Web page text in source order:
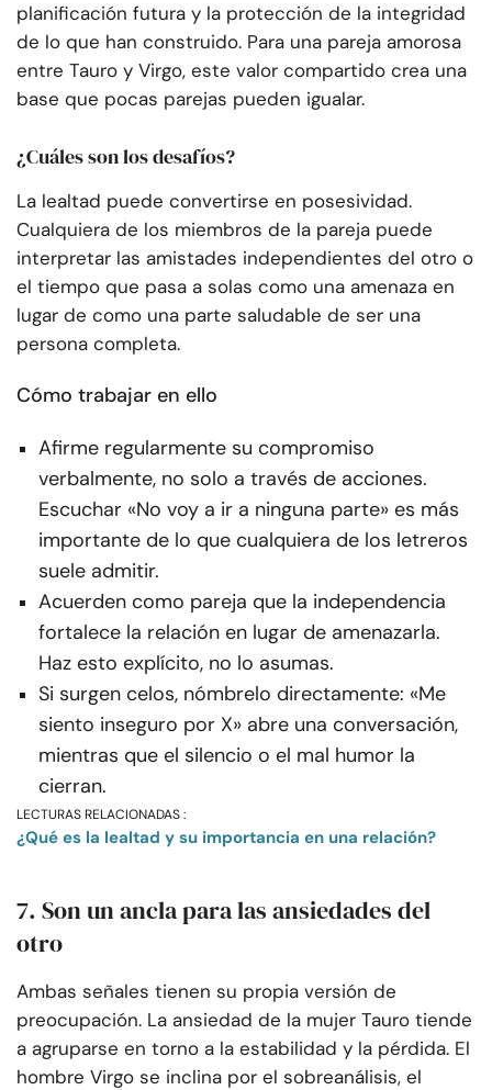
planificación futura y la protección de la integridad
de lo que han construido. Para una pareja amorosa
entre Tauro y Virgo, este valor compartido crea una
base que pocas parejas pueden igualar.
¿Cuáles son los desafíos?
La lealtad puede convertirse en posesividad.
Cualquiera de los miembros de la pareja puede
interpretar las amistades independientes del otro o
el tiempo que pasa a solas como una amenaza en
lugar de como una parte saludable de ser una
persona completa.
Cómo trabajar en ello
Afirme regularmente su compromiso
verbalmente, no solo a través de acciones.
Escuchar «No voy a ir a ninguna parte» es más
importante de lo que cualquiera de los letreros
suele admitir.
Acuerden como pareja que la independencia
fortalece la relación en lugar de amenazarla.
Haz esto explícito, no lo asumas.
Si surgen celos, nómbrelo directamente: «Me
siento inseguro por X» abre una conversación,
mientras que el silencio o el mal humor la
cierran.
LECTURAS RELACIONADAS :
¿Qué es la lealtad y su importancia en una relación?
7. Son un ancla para las ansiedades del
otro
Ambas señales tienen su propia versión de
preocupación. La ansiedad de la mujer Tauro tiende
a agruparse en torno a la estabilidad y la pérdida. El
hombre Virgo se inclina por el sobreanálisis, el